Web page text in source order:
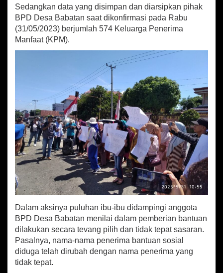
a
k
G
K
e
j
a
r
i
E
m
p
a
t
L
a
w
n
g
Sedangkan data yang disimpan dan diarsipkan pihak
BPD Desa Babatan saat dikonfirmasi pada Rabu
(31/05/2023) berjumlah 574 Keluarga Penerima
Manfaat (KPM).
Dalam aksinya puluhan ibu-ibu didampingi anggota
BPD Desa Babatan menilai dalam pemberian bantuan
dilakukan secara tevang pilih dan tidak tepat sasaran.
Pasalnya, nama-nama penerima bantuan sosial
diduga telah dirubah dengan nama penerima yang
tidak tepat.